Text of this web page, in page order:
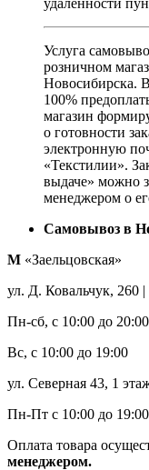
Услуга
розничном
Новосибирска.
100%
магазин
о готовности
электронную
«Текстилии».
выдаче» можно
менеджером о
Самовывоз в
М «Заельцовская»
ул. Д. Ковальчук, 260
Пн-сб, с 10:00 до 20:00
Вс, с 10:00 до 19:00
ул. Северная 43, 1
Пн-Пт с 10:00 до 19:00
Оплата товара
менеджером.